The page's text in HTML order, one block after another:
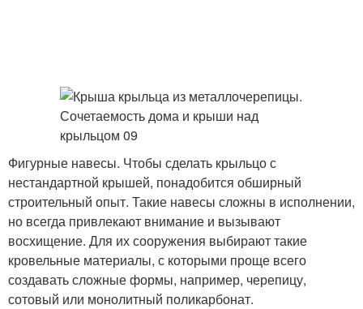
Фигурные навесы. Чтобы сделать крыльцо с
нестандартной крышей, понадобится обширный
строительный опыт. Такие навесы сложны в исполнении,
но всегда привлекают внимание и вызывают
восхищение. Для их сооружения выбирают такие
кровельные материалы, с которыми проще всего
создавать сложные формы, например, черепицу,
сотовый или монолитный поликарбонат.